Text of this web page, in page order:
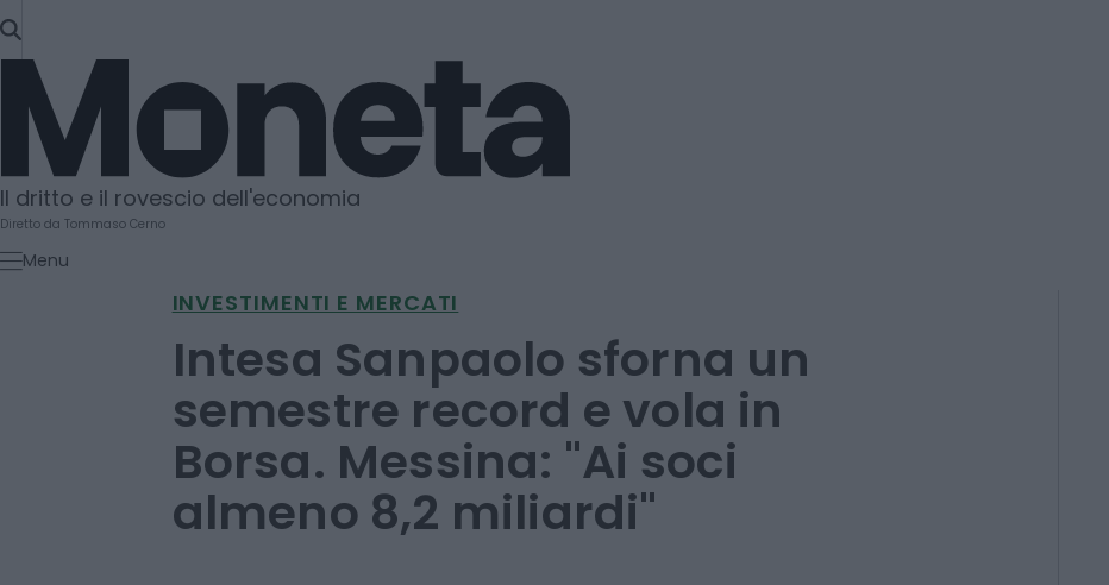
SKIP
TO
CONTENT
Moneta
Il dritto e il rovescio dell'economia
Diretto da Tommaso Cerno
Menu
INVESTIMENTI E MERCATI
Intesa Sanpaolo sforna un
semestre record e vola in